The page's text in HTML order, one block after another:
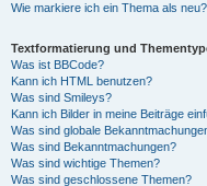
Wie markiere ich ein Thema als neu?
Textformatierung und
Was ist BBCode?
Kann ich HTML benutzen?
Was sind Smileys?
Kann ich Bilder in meine Beiträge
Was sind globale
Was sind Bekanntmachungen?
Was sind wichtige Themen?
Was sind geschlossene Themen?